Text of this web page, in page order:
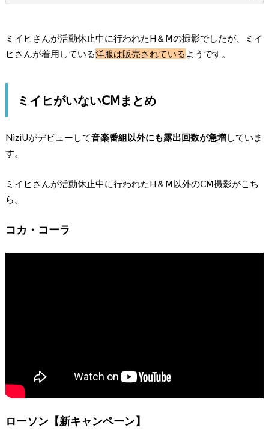
ミイヒさんが活動休止中に行われたH＆Ⅿの撮影でしたが、ミイ
ヒさんが着用している洋服は販売されている ようです。
ミイヒがいないⅭⅯまとめ
NiziUがデビューして音楽番組以外にも露出回数が急増していま
す。
ミイヒさんが活動休止中に行われたH＆Ⅿ以外のⅭⅯ撮影がこち
ら。
コカ・コーラ
ローソン【新キャンペーン】